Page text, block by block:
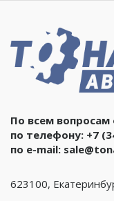
По всем
по телефону: +7
по e-mail:
623100,